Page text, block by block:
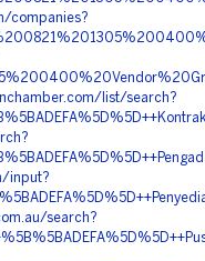
companies?
list/search?
input?
search?